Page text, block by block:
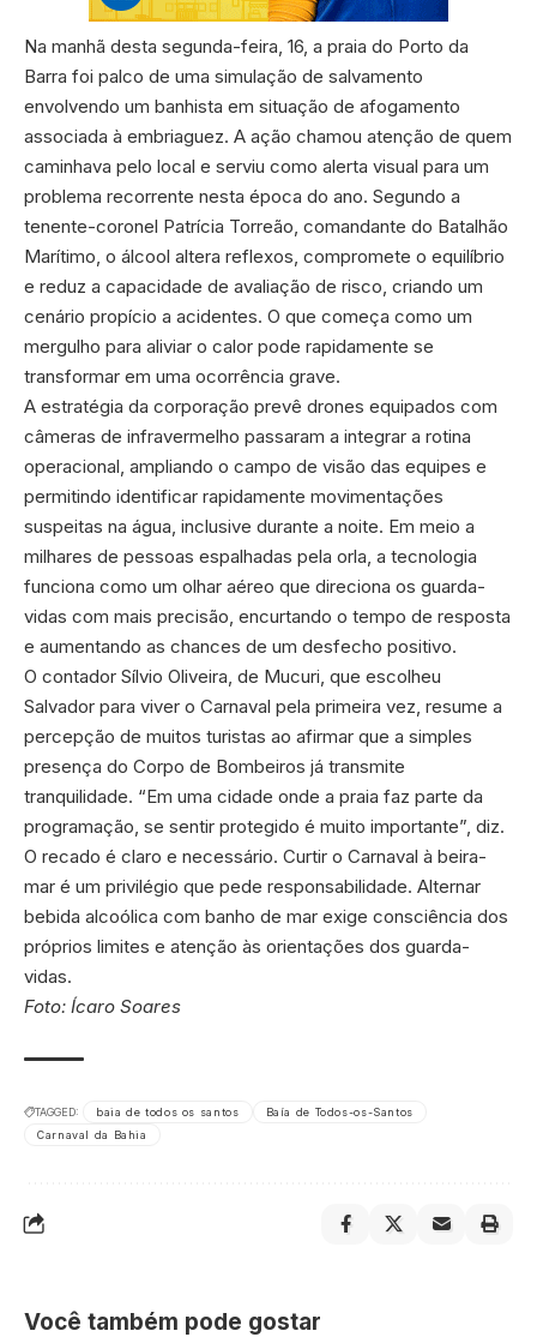
Na manhã desta segunda-feira, 16, a praia do Porto da
Barra foi palco de uma simulação de salvamento
envolvendo um banhista em situação de afogamento
associada à embriaguez. A ação chamou atenção de quem
caminhava pelo local e serviu como alerta visual para um
problema recorrente nesta época do ano. Segundo a
tenente-coronel Patrícia Torreão, comandante do Batalhão
Marítimo, o álcool altera reflexos, compromete o equilíbrio
e reduz a capacidade de avaliação de risco, criando um
cenário propício a acidentes. O que começa como um
mergulho para aliviar o calor pode rapidamente se
transformar em uma ocorrência grave.
A estratégia da corporação prevê drones equipados com
câmeras de infravermelho passaram a integrar a rotina
operacional, ampliando o campo de visão das equipes e
permitindo identificar rapidamente movimentações
suspeitas na água, inclusive durante a noite. Em meio a
milhares de pessoas espalhadas pela orla, a tecnologia
funciona como um olhar aéreo que direciona os guarda-
vidas com mais precisão, encurtando o tempo de resposta
e aumentando as chances de um desfecho positivo.
O contador Sílvio Oliveira, de Mucuri, que escolheu
Salvador para viver o Carnaval pela primeira vez, resume a
percepção de muitos turistas ao afirmar que a simples
presença do Corpo de Bombeiros já transmite
tranquilidade. “Em uma cidade onde a praia faz parte da
programação, se sentir protegido é muito importante”, diz.
O recado é claro e necessário. Curtir o Carnaval à beira-
mar é um privilégio que pede responsabilidade. Alternar
bebida alcoólica com banho de mar exige consciência dos
próprios limites e atenção às orientações dos guarda-
vidas.
Foto: Ícaro Soares
TAGGED: baia de todos os santos
Baía de Todos-os-Santos
Carnaval da Bahia
Você também pode gostar